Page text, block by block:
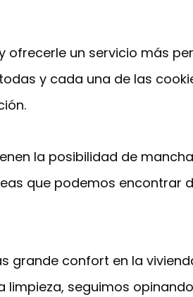
ofrecerle un servicio más
y cada una de las
la posibilidad de
que podemos encontrar
grande confort en la
limpieza, seguimos